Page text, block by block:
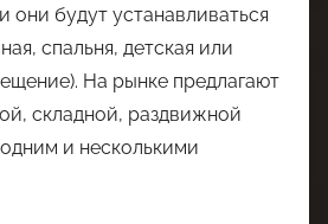
они будут устанавливаться
спальня, детская или
На рынке предлагают
складной, раздвижной
и несколькими